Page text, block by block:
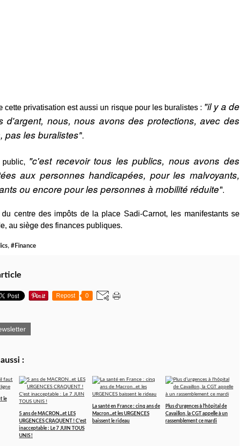
cette privatisation est aussi un risque pour les buralistes : "il y a de
d'argent, nous, nous avons des protections, avec des
pas les buralistes".
"c'est recevoir tous les publics, nous avons des
aux personnes handicapées, pour les malvoyants,
ou encore pour les personnes à mobilité réduite".
centre des impôts de la place Sadi-Carnot, les manifestants se
au siège des finances publiques.
, #Finance
Repost 0
:
le
5 ans de MACRON...et LES
URGENCES CRAQUENT ! C'est
inacceptable : Le 7 JUIN TOUS
UNIS !
La santé en France : cinq ans de
Macron...et les URGENCES
baissent le rideau
Plus d’urgences à l'hôpital de
Cavaillon, la CGT appelle à un
rassemblement ce mardi